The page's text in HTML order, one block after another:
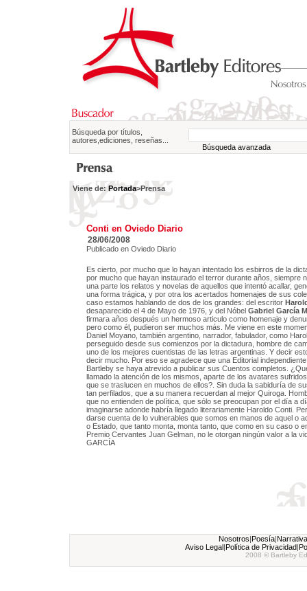
Búsqueda por títulos,
autores,ediciones, reseñas...
Búsqueda avanzada
Viene de: Portada>Prensa
Conti en Oviedo Diario
28/06/2008
Publicado en Oviedo Diario
Es cierto, por mucho que lo hayan intentado los esbirros de la
por mucho que hayan instaurado el terror durante años, siempre
una parte los relatos y novelas de aquellos que intentó acallar,
una forma trágica, y por otra los acertados homenajes de sus
caso estamos hablando de dos de los grandes: del escritor
desaparecido el 4 de Mayo de 1976, y del Nóbel Gabriel García
firmara años después un hermoso articulo como homenaje y
pero como él, pudieron ser muchos más. Me viene en este
Daniel Moyano, también argentino, narrador, fabulador, como
perseguido desde sus comienzos por la dictadura, hombre de
uno de los mejores cuentistas de las letras argentinas. Y decir
decir mucho. Por eso se agradece que una Editorial
Bartleby se haya atrevido a publicar sus Cuentos completos.
llamado la atención de los mismos, aparte de los avatares
que se traslucen en muchos de ellos?. Sin duda la sabiduría de
tan perfilados, que a su manera recuerdan al mejor Quiroga.
que no entienden de política, que sólo se preocupan por el día a
imaginarse adonde habría llegado literariamente Haroldo Conti.
darse cuenta de lo vulnerables que somos en manos de aquel o
o Estado, que tanto monta, monta tanto, que como en su caso o
Premio Cervantes Juan Gelman, no le otorgan ningún valor a la
GARCÍA
Nosotros|Poesía|Narrativa
Aviso Legal|Política de Privacidad|
2008 © Bartleby